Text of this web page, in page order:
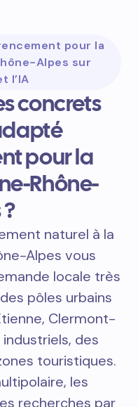
pour la
Alpes sur
l’IA
concrets
pour la
Rhône-
naturel à la
Alpes vous
locale très
pôles urbains
Clermont-
des
touristiques.
les
recherches par